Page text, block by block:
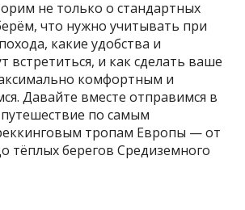
не только о стандартных
что нужно учитывать при
какие удобства и
встретиться, и как сделать ваше
комфортным и
Давайте вместе отправимся в
по самым
тропам Европы — от
тёплых берегов Средиземного